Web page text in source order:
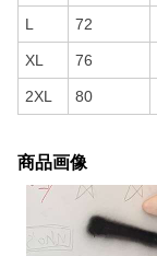
L 72
XL 76
2XL 80
商品画像